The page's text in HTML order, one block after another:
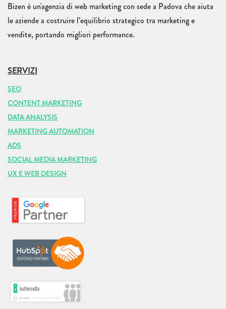
Bizen è un'agenzia di web marketing con sede a Padova che aiuta
le aziende a costruire l’equilibrio strategico tra marketing e
vendite, portando migliori performance.
SERVIZI
SEO
CONTENT MARKETING
DATA ANALYSIS
MARKETING AUTOMATION
ADS
SOCIAL MEDIA MARKETING
UX E WEB DESIGN